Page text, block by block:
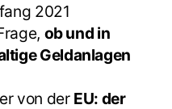
2021
ob und in
Geldanlagen
von der EU: der